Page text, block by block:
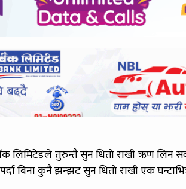
लिमिटेडले तुरुन्तै सुन धितो राखी ऋण लिन
बिना कुनै झन्झट सुन धितो राखी एक